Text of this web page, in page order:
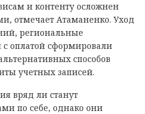
и контенту осложнен
отмечает Атаманенко. Уход
региональные
оплатой сформировали
способов
учетных записей.
вряд ли станут
по себе, однако они